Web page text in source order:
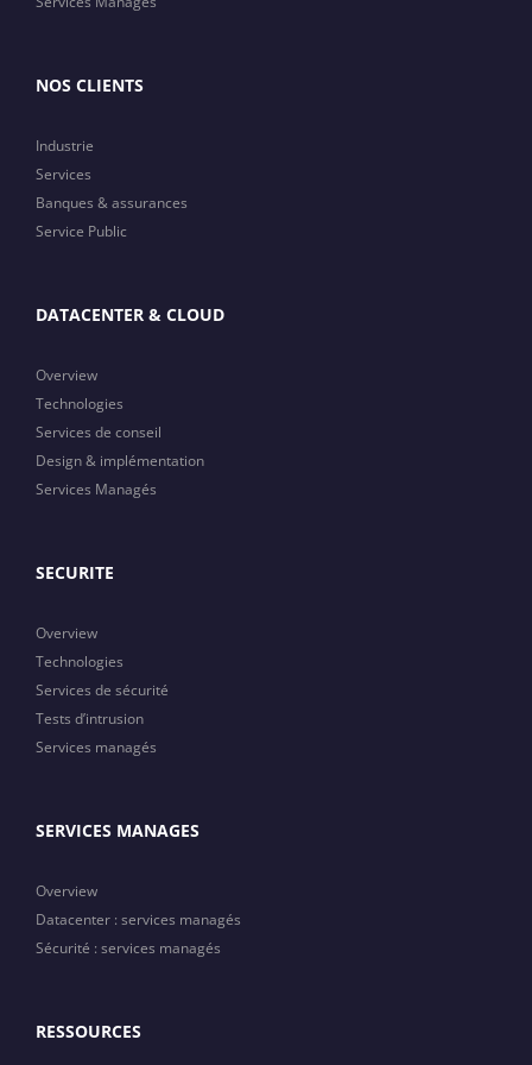
NOS CLIENTS
Industrie
Services
Banques & assurances
Service Public
DATACENTER & CLOUD
Overview
Technologies
Services de conseil
Design & implémentation
Services Managés
SECURITE
Overview
Technologies
Services de sécurité
Tests d’intrusion
Services managés
SERVICES MANAGES
Overview
Datacenter : services managés
Sécurité : services managés
RESSOURCES